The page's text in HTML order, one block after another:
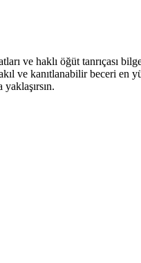
ve haklı öğüt tanrıçası
ve kanıtlanabilir beceri en